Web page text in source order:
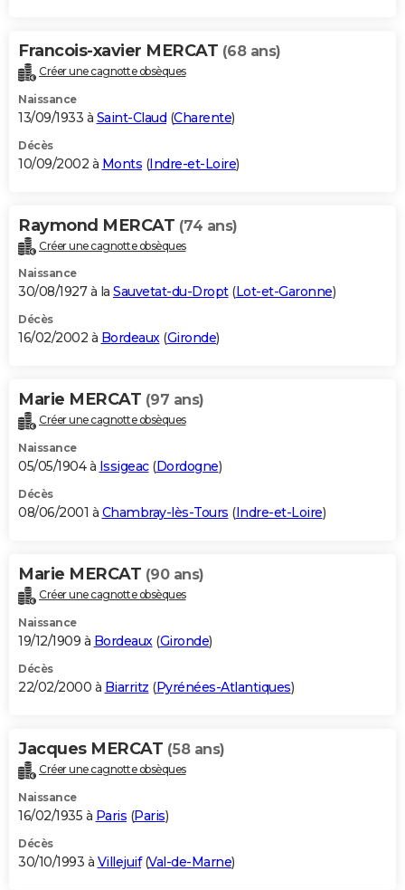
Francois-xavier MERCAT (68 ans)
Créer une cagnotte obsèques
Naissance
13/09/1933 à Saint-Claud (Charente)
Décès
10/09/2002 à Monts (Indre-et-Loire)
Raymond MERCAT (74 ans)
Créer une cagnotte obsèques
Naissance
30/08/1927 à la Sauvetat-du-Dropt(Lot-et-Garonne)
Décès
16/02/2002 à Bordeaux(Gironde)
Marie MERCAT (97 ans)
Créer une cagnotte obsèques
Naissance
05/05/1904 à Issigeac(Dordogne)
Décès
08/06/2001 à Chambray-lès-Tours (Indre-et-Loire)
Marie MERCAT (90 ans)
Créer une cagnotte obsèques
Naissance
19/12/1909 à Bordeaux(Gironde)
Décès
22/02/2000 à Biarritz (Pyrénées-Atlantiques)
Jacques MERCAT (58 ans)
Créer une cagnotte obsèques
Naissance
16/02/1935 à Paris (Paris)
Décès
30/10/1993 à Villejuif(Val-de-Marne)